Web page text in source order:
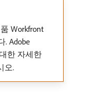
Workfront
. Adobe
한 자세한
오.